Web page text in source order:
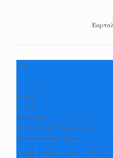
+36
°
C
H: +38°
L: +25°
Καρδίτσα
Παρασκευή, 07 Αύγουστος
Πρόγνωση για 7 μέρες
Σαβ
Κυρ Δευ Τρι